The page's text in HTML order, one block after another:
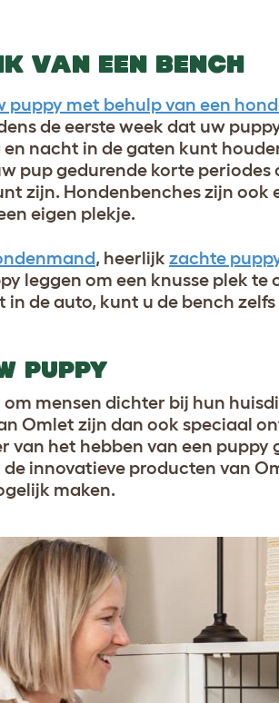
VAN EEN BENCH
puppy met behulp van een
de eerste week dat uw
nacht in de gaten kunt
pup gedurende korte
zijn. Hondenbenches zijn
eigen plekje.
, heerlijk zachte
leggen om een knusse plek
in de auto, kunt u de bench
PUPPY
mensen dichter bij hun
Omlet zijn dan ook speciaal
van het hebben van een
innovatieve producten van
maken.